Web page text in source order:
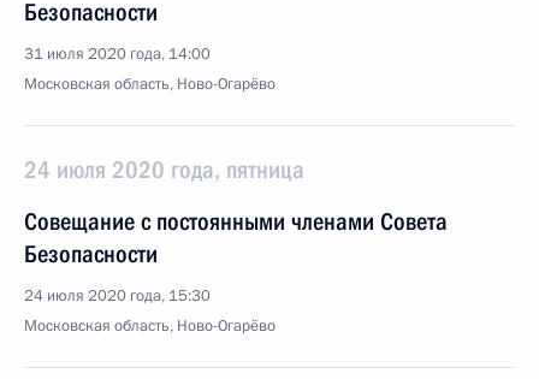
Безопасности
31 июля 2020 года, 14:00
Московская область, Ново-Огарёво
24 июля 2020 года, пятница
Совещание с постоянными членами Совета
Безопасности
24 июля 2020 года, 15:30
Московская область, Ново-Огарёво